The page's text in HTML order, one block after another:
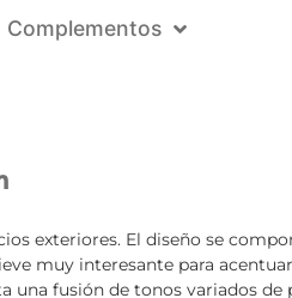
Complementos
exteriores. El diseño se
muy interesante para
una fusión de tonos variados de